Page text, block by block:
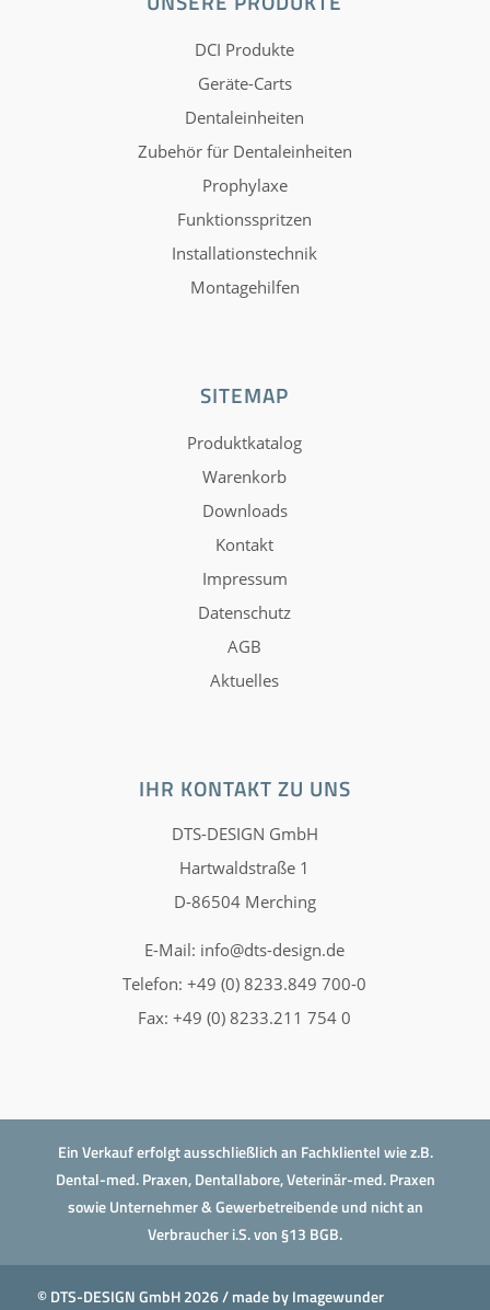
DCI Produkte
Geräte-Carts
Dentaleinheiten
Zubehör für Dentaleinheiten
Prophylaxe
Funktionsspritzen
Installationstechnik
Montagehilfen
SITEMAP
Produktkatalog
Warenkorb
Downloads
Kontakt
Impressum
Datenschutz
AGB
Aktuelles
IHR KONTAKT ZU UNS
DTS-DESIGN GmbH
Hartwaldstraße 1
D-86504 Merching
E-Mail: info@dts-design.de
Telefon: +49 (0) 8233.849 700-0
Fax: +49 (0) 8233.211 754 0
Ein Verkauf erfolgt ausschließlich an Fachklientel wie z.B.
Dental-med. Praxen, Dentallabore, Veterinär-med. Praxen
sowie Unternehmer & Gewerbetreibende und nicht an
Verbraucher i.S. von §13 BGB.
© DTS-DESIGN GmbH 2026 / made byImagewunder